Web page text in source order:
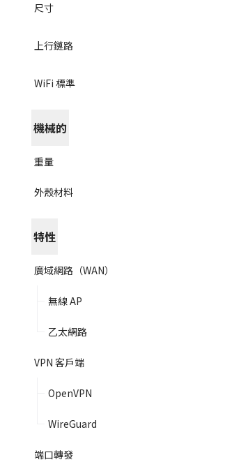
尺寸
上行鏈路
WiFi 標準
機械的
重量
外殼材料
特性
廣域網路（WAN）
無線 AP
乙太網路
VPN 客戶端
OpenVPN
WireGuard
端口轉發